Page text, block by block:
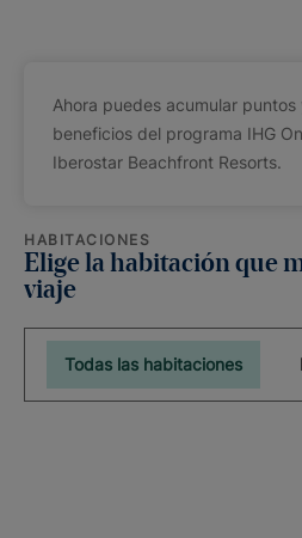
Ahora puedes acumular
beneficios del programa IHG
Iberostar Beachfront Resorts.
HABITACIONES
Elige la habitación que
viaje
Todas las habitaciones